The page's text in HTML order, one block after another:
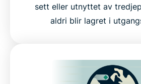
sett eller utnyttet av
aldri blir lagret i